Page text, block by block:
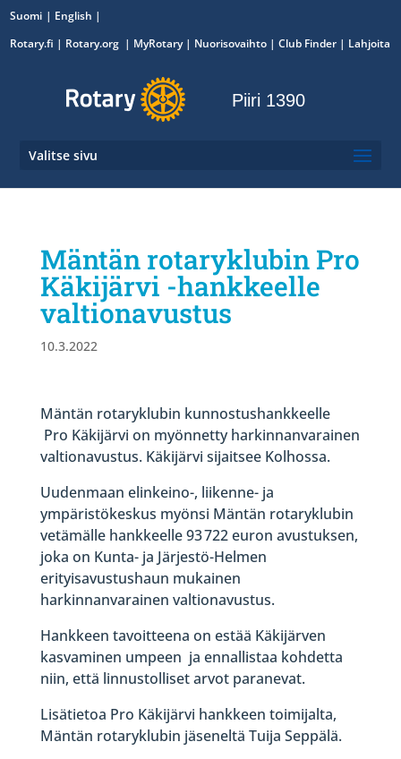
Suomi
English
Rotary.fi | Rotary.org | MyRotary| Nuorisovaihto | Club Finder | Lahjoita
Piiri 1390
Valitse sivu
Mäntän rotaryklubin Pro
Käkijärvi -hankkeelle
valtionavustus
10.3.2022
Mäntän rotaryklubin kunnostushankkeelle
Pro Käkijärvi on myönnetty harkinnanvarainen
valtionavustus. Käkijärvi sijaitsee Kolhossa.
Uudenmaan elinkeino-, liikenne- ja
ympäristökeskus myönsi Mäntän rotaryklubin‌
vetämälle hankkeelle 93 722 euron avustuksen,
joka on Kunta- ja Järjestö-Helmen
erityisavustushaun mukainen
harkinnanvarainen valtionavustus.
Hankkeen tavoitteena on estää Käkijärven
kasvaminen umpeen ja ennallistaa kohdetta
niin, että linnustolliset arvot paranevat.
Lisätietoa Pro Käkijärvi hankkeen toimijalta,
Mäntän rotaryklubin jäseneltä Tuija Seppälä.